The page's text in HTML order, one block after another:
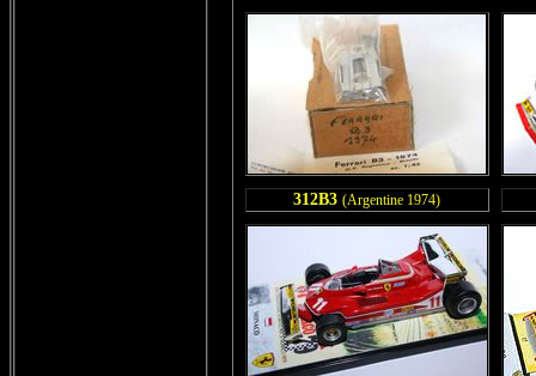
312B3 (Argentine 1974)